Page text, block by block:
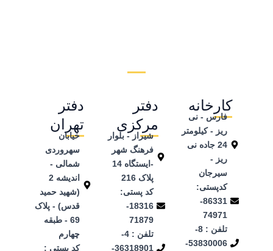
کارخانه
فارس - نی
ریز - کیلومتر
24 جاده نی
ریز -
سیرجان
کدپستی:
86331-
74971
تلفن ‌: 8-
53830006-
دفتر
مرکزی
شیراز - بلوار
فرهنگ شهر
-ایستگاه 14
پلاک 216
کد پستی:
18316-
71879
تلفن : 4-
36318901-
دفتر
تهران
خیابان
سهروردی
شمالی -
اندیشه 2
(شهید حمید
قدس) - پلاک
69 - طبقه
چهارم
کد پستی :